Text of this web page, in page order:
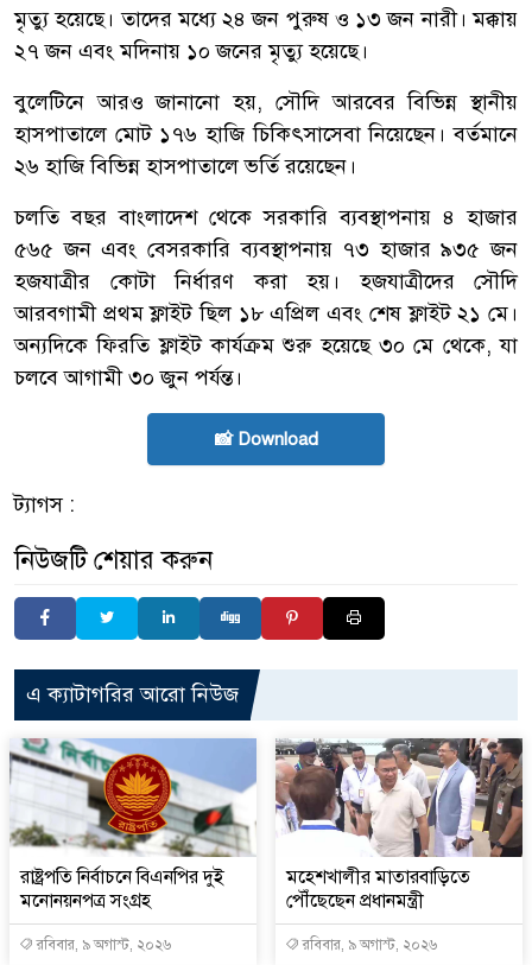
মৃত্যু হয়েছে। তাদের মধ্যে ২৪ জন পুরুষ ও ১৩ জন নারী। মক্কায়
২৭ জন এবং মদিনায় ১০ জনের মৃত্যু হয়েছে।
বুলেটিনে আরও জানানো হয়, সৌদি আরবের বিভিন্ন স্থানীয়
হাসপাতালে মোট ১৭৬ হাজি চিকিৎসাসেবা নিয়েছেন। বর্তমানে
২৬ হাজি বিভিন্ন হাসপাতালে ভর্তি রয়েছেন।
চলতি বছর বাংলাদেশ থেকে সরকারি ব্যবস্থাপনায় ৪ হাজার
৫৬৫ জন এবং বেসরকারি ব্যবস্থাপনায় ৭৩ হাজার ৯৩৫ জন
হজযাত্রীর কোটা নির্ধারণ করা হয়। হজযাত্রীদের সৌদি
আরবগামী প্রথম ফ্লাইট ছিল ১৮ এপ্রিল এবং শেষ ফ্লাইট ২১ মে।
অন্যদিকে ফিরতি ফ্লাইট কার্যক্রম শুরু হয়েছে ৩০ মে থেকে, যা
চলবে আগামী ৩০ জুন পর্যন্ত।
📸 Download
ট্যাগস :
নিউজটি শেয়ার করুন
এ ক্যাটাগরির আরো নিউজ
রাষ্ট্রপতি নির্বাচনে বিএনপির দুই
মনোনয়নপত্র সংগ্রহ
রবিবার, ৯ অগাস্ট, ২০২৬
মহেশখালীর মাতারবাড়িতে
পৌঁছেছেন প্রধানমন্ত্রী
রবিবার, ৯ অগাস্ট, ২০২৬